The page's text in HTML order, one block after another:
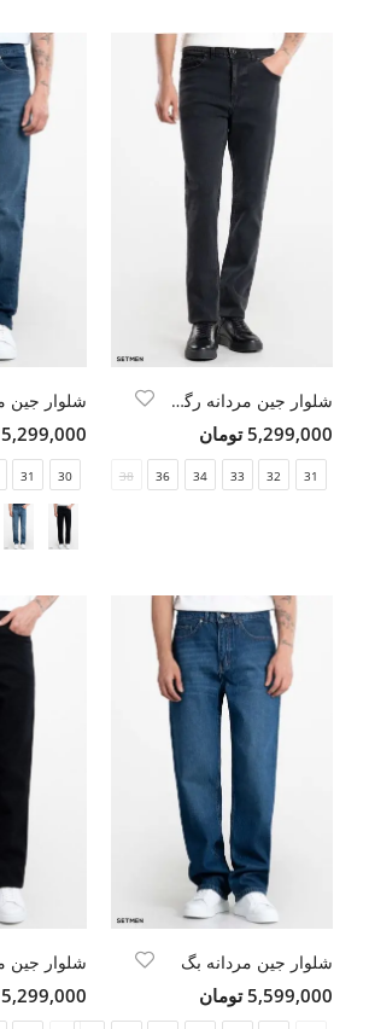
شلوار جین مردانه رگولار
5,299,000 تومان
31
32
33
34
36
38
5,299,000 تومان
30
31
شلوار جین مردانه بگ
5,599,000 تومان 5,299,000 تومان